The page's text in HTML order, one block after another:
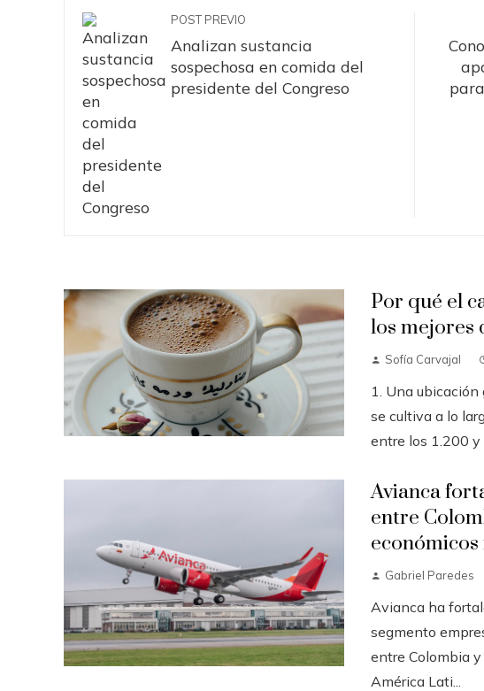
POST PREVIO
Analizan sustancia
sospechosa en comida del
presidente del Congreso
Por qué el
los mejores
Sofía Carvajal
1. Una
se cultiva a lo
entre los 1.200 y
Avianca
entre
Gabriel Paredes
Avianca ha
segmento
entre Colombia
América Lati...